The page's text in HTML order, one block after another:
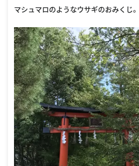
マシュマロのようなウサギのおみくじ。